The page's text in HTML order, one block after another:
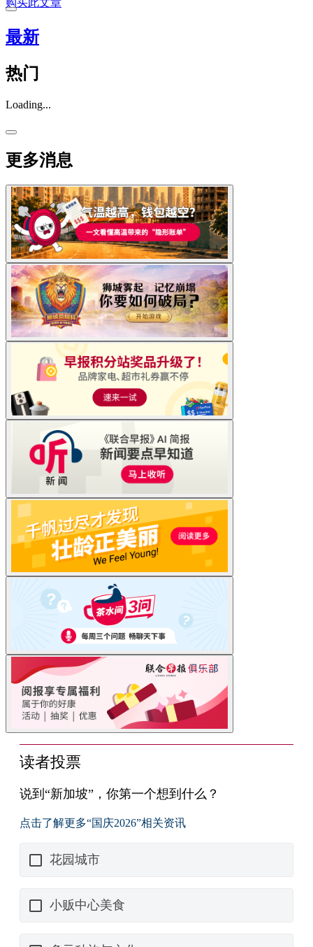
最新
热门
Loading...
更多消息